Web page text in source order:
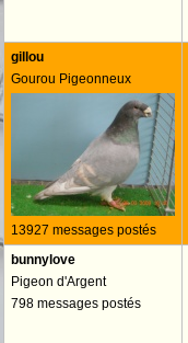
gillou
Gourou Pigeonneux
13927 messages postés
bunnylove
Pigeon d'Argent
798 messages postés